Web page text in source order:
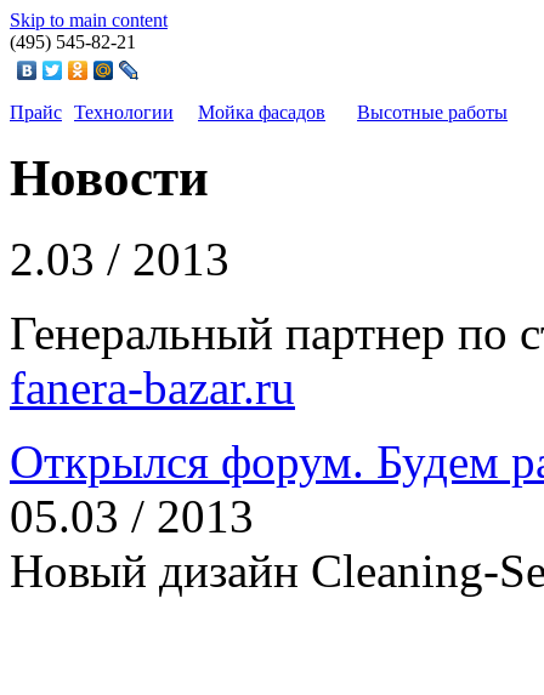
Skip to main content
(495) 545-82-21
Прайс Технологии Мойка фасадов Высотные работы
Новости
2.03 / 2013
Генеральный партнер по
fanera-bazar.ru
Открылся форум. Будем
05.03 / 2013
Новый дизайн Cleaning-